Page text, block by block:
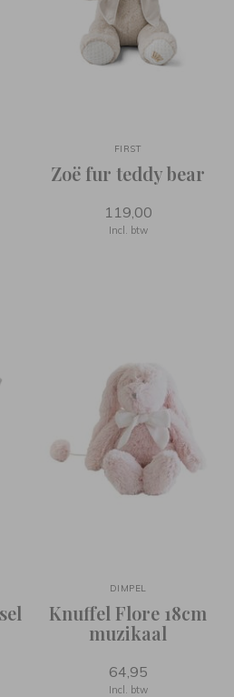
FIRST
Zoë fur teddy bear
119,00
Incl. btw
DIMPEL
Knuffel Flore 18cm
muzikaal
64,95
Incl. btw